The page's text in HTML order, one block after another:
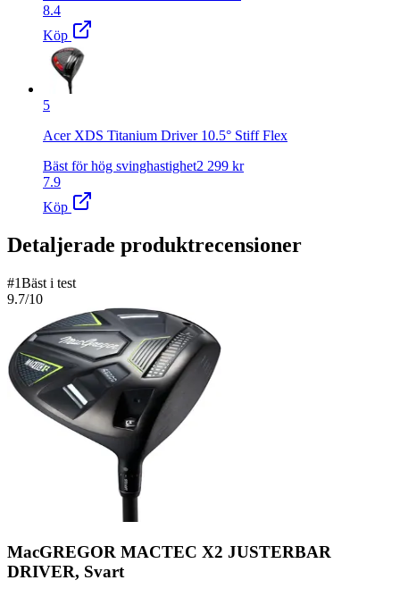
8.4
Köp
5
Acer XDS Titanium Driver 10.5° Stiff Flex
Bäst för hög svinghastighet2 299 kr
7.9
Köp
Detaljerade produktrecensioner
#1Bäst i test
9.7/10
MacGREGOR MACTEC X2 JUSTERBAR
DRIVER, Svart